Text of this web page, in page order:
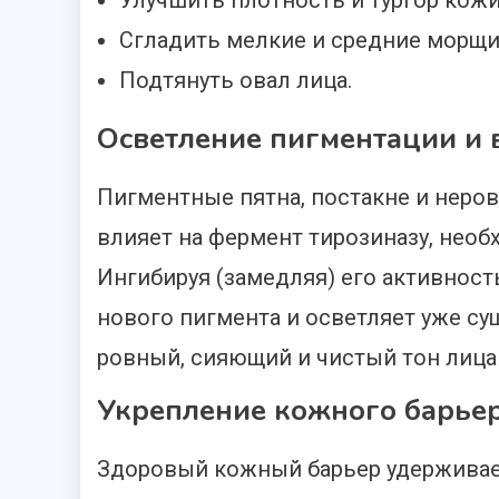
Сгладить мелкие и средние
Подтянуть овал лица.
Осветление пигментации
Пигментные пятна, постакне и
влияет на фермент тирозиназу,
Ингибируя (замедляя) его
нового пигмента и осветляет уже
ровный, сияющий и чистый тон лица
Укрепление кожного
Здоровый кожный барьер